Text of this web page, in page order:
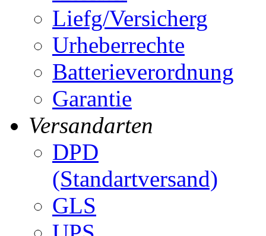
Liefg/Versicherg
Urheberrechte
Batterieverordnung
Garantie
Versandarten
DPD
(Standartversand)
GLS